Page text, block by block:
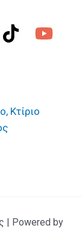
Κτίριο
| Powered by